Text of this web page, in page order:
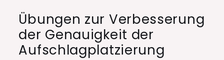
Übungen zur Verbesserung
der Genauigkeit der
Aufschlagplatzierung